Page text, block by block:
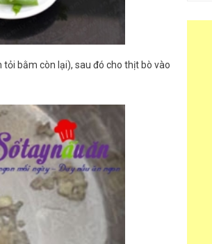
bằm còn lại), sau đó cho thịt bò vào